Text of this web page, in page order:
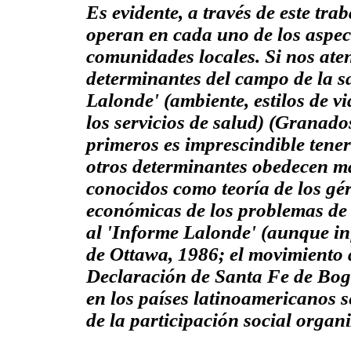
Es evidente, a través de este
operan en cada uno de los
comunidades locales. Si nos
determinantes del campo de la
Lalonde' (ambiente, estilos de
los servicios de salud)
primeros es imprescindible
otros determinantes obedecen
conocidos como teoría de los
económicas de los problemas
al 'Informe Lalonde' (aunque
de Ottawa, 1986; el
Declaración de Santa Fe de
en los países latinoamericanos
de la participación social